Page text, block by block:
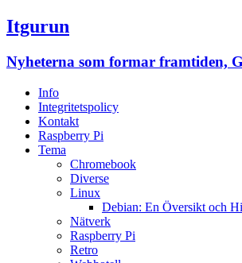
Itgurun
Nyheterna som formar framtiden,
Info
Integritetspolicy
Kontakt
Raspberry Pi
Tema
Chromebook
Diverse
Linux
Debian: En Översikt och
Nätverk
Raspberry Pi
Retro